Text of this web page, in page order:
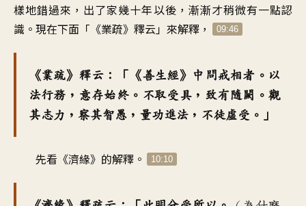
樣地錯過來，出了家幾十年以後，漸漸才稍微有一點認
識。現在下面「《業疏》釋云」來解釋，
09:46
《業疏》釋云：「《善生經》中問戒相者。以
法行務，意存始終。不取受具，致有隨闕。觀
其志力，察其智愚，量功進法，不徒虛受。」
先看《濟緣》的解釋。 10:10